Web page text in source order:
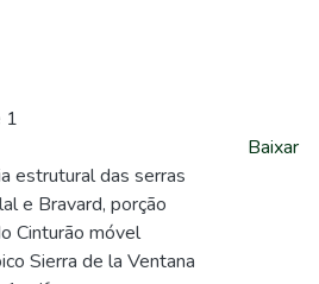
1
estrutural das serras
e Bravard, porção
Cinturão móvel
Sierra de la Ventana
Baixar